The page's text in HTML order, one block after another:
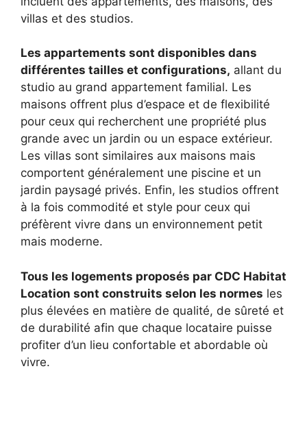
villas et des studios.
Les appartements sont disponibles dans
différentes tailles et configurations, allant du
studio au grand appartement familial. Les
maisons offrent plus d’espace et de flexibilité
pour ceux qui recherchent une propriété plus
grande avec un jardin ou un espace extérieur.
Les villas sont similaires aux maisons mais
comportent généralement une piscine et un
jardin paysagé privés. Enfin, les studios offrent
à la fois commodité et style pour ceux qui
préfèrent vivre dans un environnement petit
mais moderne.
Tous les logements proposés par CDC Habitat
Location sont construits selon les normes les
plus élevées en matière de qualité, de sûreté et
de durabilité afin que chaque locataire puisse
profiter d’un lieu confortable et abordable où
vivre.